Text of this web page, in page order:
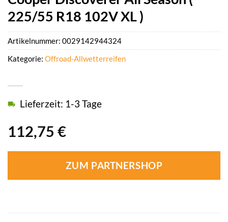
225/55 R18 102V XL )
112,75 €
Lieferzeit: 1-3 Tage
ZUM PARTNERSHOP
Artikelnummer: 0029142944324
Kategorie: Offroad-Allwetterreifen